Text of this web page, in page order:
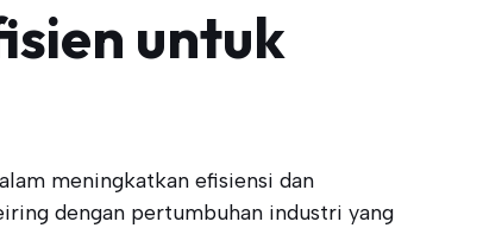
untuk
meningkatkan efisiensi dan
dengan pertumbuhan industri yang